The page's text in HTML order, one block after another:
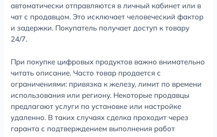
автоматически отправляются в личный кабинет или в
чат с продавцом. Это исключает человеческий фактор
и задержки. Покупатель получает доступ к товару
24/7.
При покупке цифровых продуктов важно внимательно
читать описание. Часто товар продается с
ограничениями: привязка к железу, лимит по времени
использования или региону. Некоторые продавцы
предлагают услуги по установке или настройке
удаленно. В таких случаях сделка проходит через
гаранта с подтверждением выполнения работ